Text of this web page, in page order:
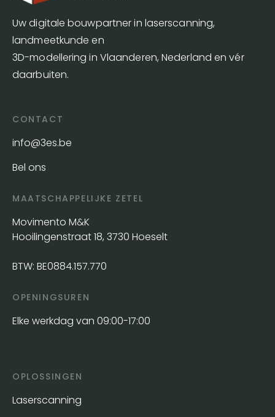
Uw digitale bouwpartner in laserscanning,
landmeetkunde en
3D-modellering in Vlaanderen, Nederland en vér
daarbuiten.
CONTACT
info@3es.be
Bel ons
MAATSCHAPPELIJKE ZETEL
Movimento M&K
Hooilingenstraat 18, 3730 Hoeselt
BTW: BE0884.157.770
OPENINGSUREN
Elke werkdag van 09:00-17:00
OPLOSSINGEN
Laserscanning